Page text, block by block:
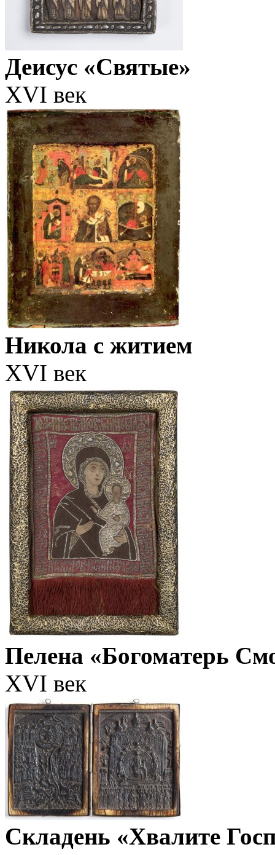
Деисус «Святые»
XVI век
Никола с житием
XVI век
Пелена «Богоматерь
XVI век
Складень «Хвалите